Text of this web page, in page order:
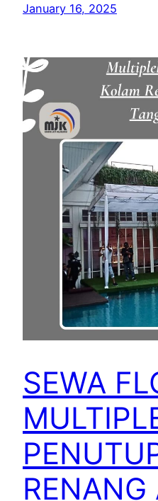
January 16, 2025
SEWA
RENANG